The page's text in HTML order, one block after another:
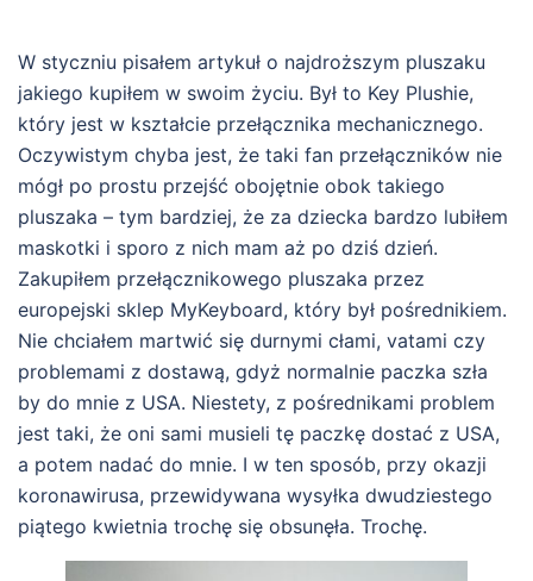
W styczniu pisałem artykuł o najdroższym pluszaku
jakiego kupiłem w swoim życiu. Był to Key Plushie,
który jest w kształcie przełącznika mechanicznego.
Oczywistym chyba jest, że taki fan przełączników nie
mógł po prostu przejść obojętnie obok takiego
pluszaka – tym bardziej, że za dziecka bardzo lubiłem
maskotki i sporo z nich mam aż po dziś dzień.
Zakupiłem przełącznikowego pluszaka przez
europejski sklep MyKeyboard, który był pośrednikiem.
Nie chciałem martwić się durnymi cłami, vatami czy
problemami z dostawą, gdyż normalnie paczka szła
by do mnie z USA. Niestety, z pośrednikami problem
jest taki, że oni sami musieli tę paczkę dostać z USA,
a potem nadać do mnie. I w ten sposób, przy okazji
koronawirusa, przewidywana wysyłka dwudziestego
piątego kwietnia trochę się obsunęła. Trochę.